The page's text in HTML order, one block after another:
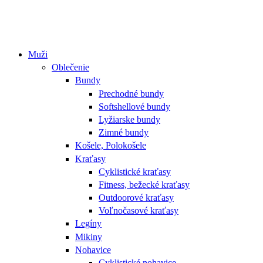
Muži
Oblečenie
Bundy
Prechodné bundy
Softshellové bundy
Lyžiarske bundy
Zimné bundy
Košele, Polokošele
Kraťasy
Cyklistické kraťasy
Fitness, bežecké kraťasy
Outdoorové kraťasy
Voľnočasové kraťasy
Legíny
Mikiny
Nohavice